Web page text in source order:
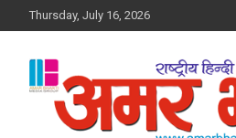
to
Thursday, July 16, 2026